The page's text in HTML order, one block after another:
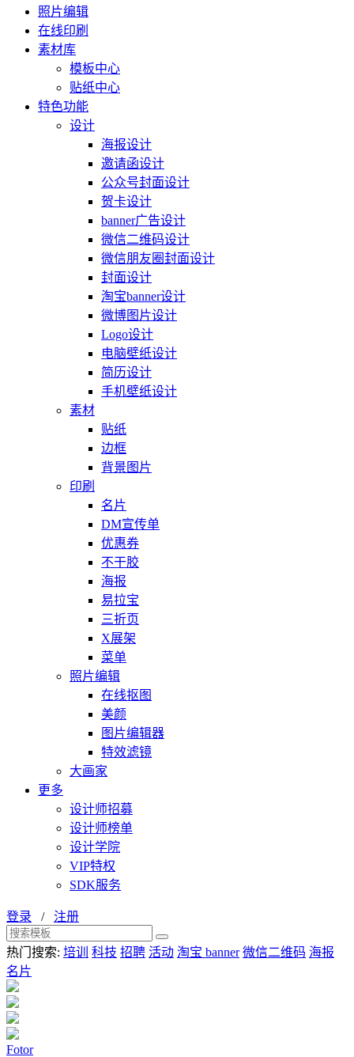
照片编辑
在线印刷
素材库
模板中心
贴纸中心
特色功能
设计
海报设计
邀请函设计
公众号封面设计
贺卡设计
banner广告设计
微信二维码设计
微信朋友圈封面设计
封面设计
淘宝banner设计
微博图片设计
Logo设计
电脑壁纸设计
简历设计
手机壁纸设计
素材
贴纸
边框
背景图片
印刷
名片
DM宣传单
优惠券
不干胶
海报
易拉宝
三折页
X展架
菜单
照片编辑
在线抠图
美颜
图片编辑器
特效滤镜
大画家
更多
设计师招募
设计师榜单
设计学院
VIP特权
SDK服务
登录 / 注册
热门搜索: 培训 科技 招聘 活动 淘宝 banner 微信二维码 海报
名片
Fotor